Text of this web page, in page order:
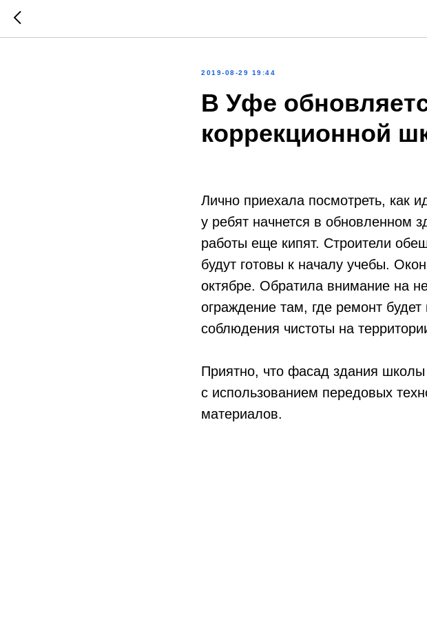
2019-08-29 19:44
В Уфе
коррекционной
Лично приехала посмотреть, как
у ребят начнется в обновленном
работы еще кипят. Строители
будут готовы к началу учебы.
октябре. Обратила внимание на
ограждение там, где ремонт
соблюдения чистоты на
Приятно, что фасад здания
с использованием передовых
материалов.